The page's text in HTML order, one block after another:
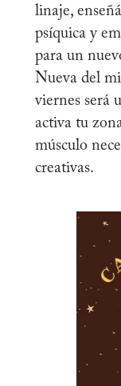
linaje,
psíquica y
para un
Nueva del
viernes será
activa tu
músculo
creativas.